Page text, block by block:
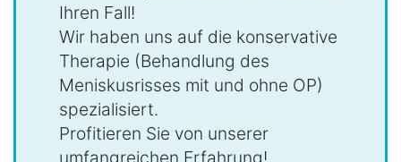
Ihren Fall!
Wir haben uns auf die konservative
Therapie (Behandlung des
Meniskusrisses mit und ohne OP)
spezialisiert.
Profitieren Sie von unserer
umfangreichen Erfahrung!